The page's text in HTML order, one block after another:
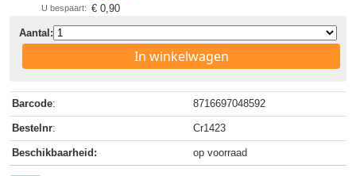
U bespaart: € 0,90
Aantal:
In winkelwagen
Barcode: 8716697048592
Bestelnr: Cr1423
Beschikbaarheid: op voorraad